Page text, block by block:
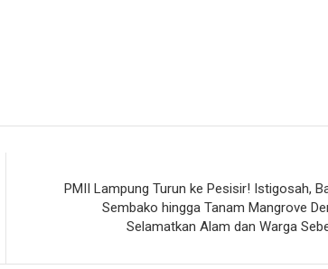
PMII Lampung Turun ke Pesisir! Istigosah,
Sembako hingga Tanam Mangrove
Selamatkan Alam dan Warga